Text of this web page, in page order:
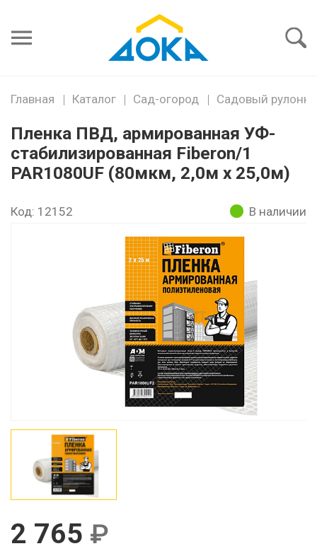
пароль
Главная Каталог Сад-огород Садовый
Пленка ПВД, армированная УФ-
стабилизированная Fiberon/1
PAR1080UF (80мкм, 2,0м х 25,0м)
Код: 12152 В наличии
2 765